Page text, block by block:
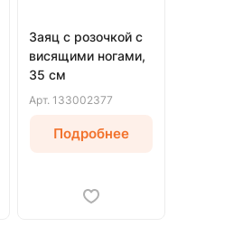
Заяц с розочкой с
висящими ногами,
35 см
Арт. 133002377
Подробнее